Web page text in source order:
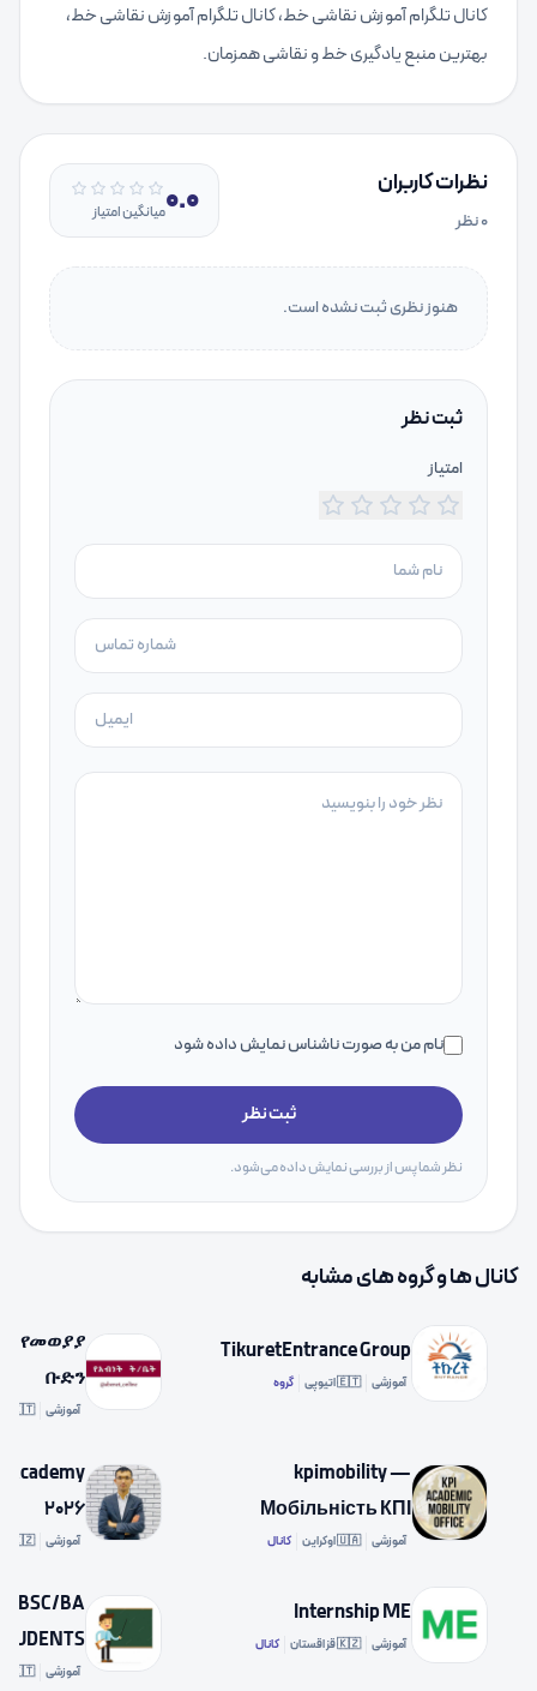
کانال تلگرام آموزش نقاشی خط، کانال تلگرام آموزش نقاشی خط،
بهترین منبع یادگیری خط و نقاشی همزمان.
نظرات کاربران
۰نظر 0.0میانگین امتیاز
هنوز نظری ثبت نشده است.
ثبت نظر
امتیاز
نام من به صورت ناشناس نمایش داده شود
ثبت نظر
نظر شما پس از بررسی نمایش داده می‌شود.
کانال ها و گروه های مشابه
TikuretEntrance Group
آموزشی 🇪🇹 اتیوپی گروه
kpimobility —
Мобільність КПІ
آموزشی 🇺🇦 اوکراین کانال
Internship ME
آموزشی 🇰🇿 قزاقستان کانال
የመወያያ
ቡድን
آموزشی 🇪🇹 اتیوپی
Academy
2026
آموزشی 🇰🇿 قزاقستان
BSC/BA
آموزشی 🇪🇹 اتیوپی